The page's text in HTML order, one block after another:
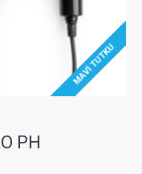
MAVI TUTKU
PH